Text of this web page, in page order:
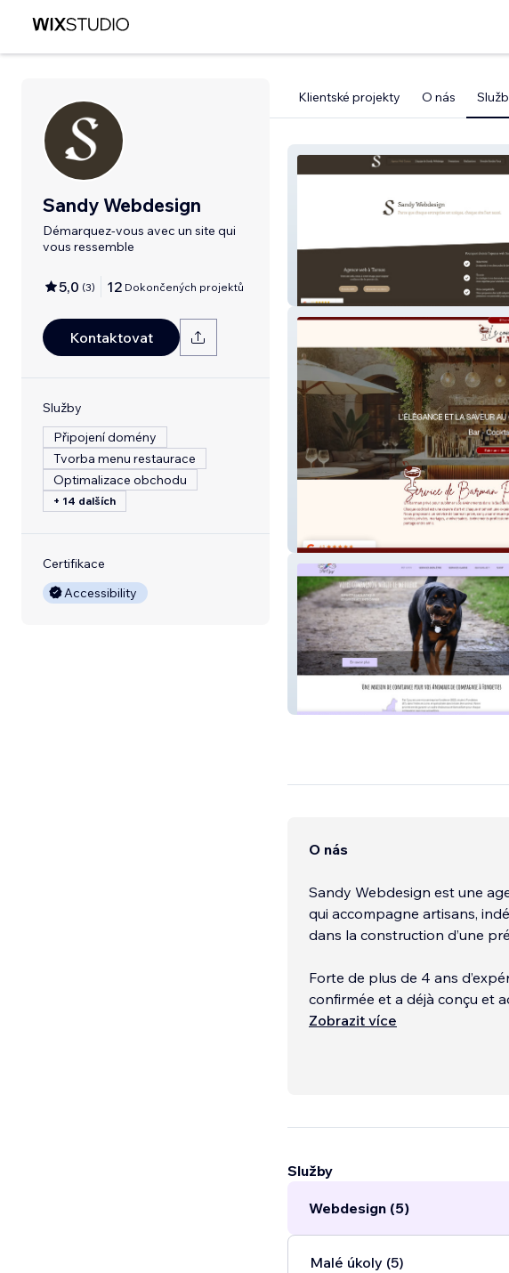
Sandy Webdesign
Démarquez-vous avec un site qui
vous ressemble
5,0 (3) 12 Dokončených projektů
Kontaktovat
Služby
Připojení domény
Tvorba menu restaurace
Optimalizace obchodu
+ 14 dalších
Certifikace
Accessibility
Klientské projekty O nás
SandyWebdesign
Le Comptoir d'Alfred
O nás
Sandy Webdesign est une
qui accompagne artisans,
dans la construction d’une
Forte de plus de 4 ans
confirmée et a déjà conçu et
tous secteurs confondus.
valeurs et vos objectifs
Zobrazit více
Služby
Webdesign (5)
Malé úkoly (5)